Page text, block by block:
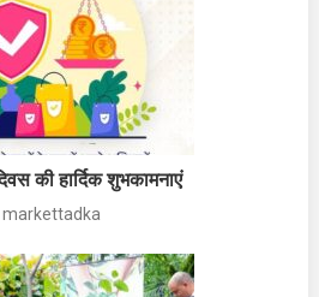
की हार्दिक शुभकामनाएं
markettadka